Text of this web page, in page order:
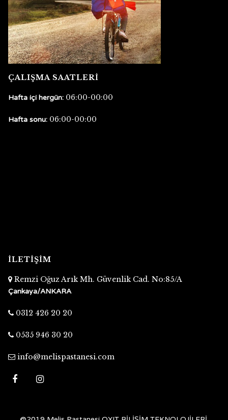
ÇALIŞMA SAATLERİ
Hafta içi hergün: 06:00-00:00
Hafta sonu: 06:00-00:00
İLETİŞİM
Remzi Oğuz Arık Mh. Güvenlik Cad. No:85/A
Çankaya/ANKARA
0312 426 20 20
0535 946 30 20
info@melispastanesi.com